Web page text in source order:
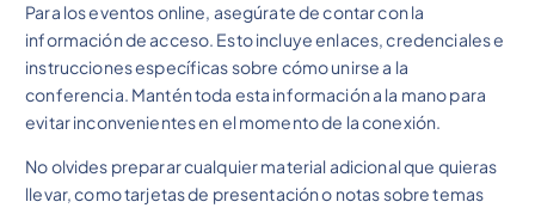
Para los eventos online, asegúrate de contar con la
información de acceso. Esto incluye enlaces, credenciales e
instrucciones específicas sobre cómo unirse a la
conferencia. Mantén toda esta información a la mano para
evitar inconvenientes en el momento de la conexión.
No olvides preparar cualquier material adicional que quieras
llevar, como tarjetas de presentación o notas sobre temas